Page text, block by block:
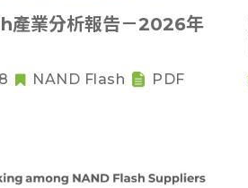
產業分析報告－2026年
NAND Flash PDF